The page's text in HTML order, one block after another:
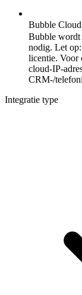
Bubble Cloud
Bubble wordt
nodig. Let
licentie. Voor
cloud-IP-
CRM-/
Integratie type